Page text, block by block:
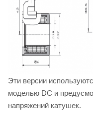
Эти версии
моделью DC и
напряжений катушек.